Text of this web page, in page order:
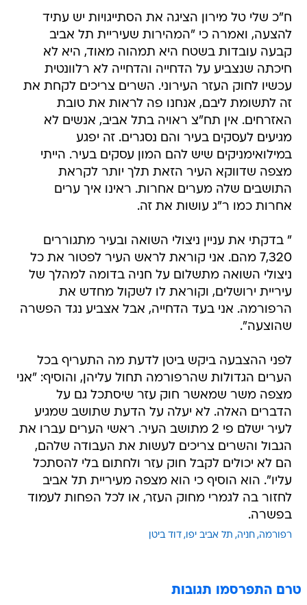
ח"כ שלי טל מירון הציגה את הסתייגויות יש עתיד
להצעה, ואמרה כי "המהירות שעיריית תל אביב
קבעה עובדות בשטח היא תמהוה מאוד, היא לא
חיכתה שנצביע על הדחייה והדחייה לא רלוונטית
עכשיו לחוק העזר העירוני. השרים צריכים לקחת את
זה לתשומת ליבם, אנחנו פה לראות את טובת
האזרחים. אין תח"צ ראויה בתל אביב, אנשים לא
מגיעים לעסקים בעיר והם נסגרים. זה יפגע
במילואימניקים שיש להם המון עסקים בעיר. הייתי
מצפה שדווקא העיר הזאת תלך יותר לקראת
התושבים שלה מערים אחרות. ראינו איך ערים
אחרות כמו ר"ג עושות את זה.
" בדקתי את עניין ניצולי השואה ובעיר מתגוררים
7,320 מהם. אני קוראת לראש העיר לפטור את כל
ניצולי השואה מתשלום על חניה בדומה למהלך של
עיריית ירושלים, וקוראת לו לשקול מחדש את
הרפורמה. אני בעד הדחייה, אבל אצביע נגד הפשרה
שהוצעה".
לפני ההצבעה ביקש ביטן לדעת מה התעריף בכל
הערים הגדולות שהרפורמה תחול עליהן, והוסיף: "אני
מצפה משר שמאשר חוק עזר שיסתכל גם על
הדברים האלה. לא יעלה על הדעת שתושב שמגיע
לעיר ישלם פי 2 מתושב העיר. ראשי הערים עברו את
הגבול והשרים צריכים לעשות את העבודה שלהם,
הם לא יכולים לקבל חוק עזר ולחתום בלי להסתכל
עליו". הוא הוסיף כי הוא מצפה מעיריית תל אביב
לחזור בה לגמרי מחוק העזר, או לכל הפחות לעמוד
בפשרה.
רפורמה חניה תל אביב יפו דוד ביטן
טרם התפרסמו תגובות